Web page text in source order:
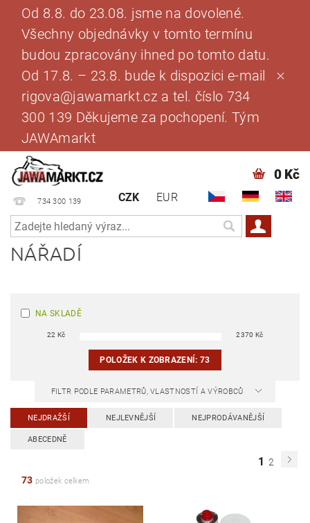
Od 8.8. do 23.08. jsme na dovolené.
Všechny objednávky v tomto termínu
budou zpracovány ihned po tomto datu.
Od 17.8. – 23.8. bude k dispozici e-mail
rigova@jawamarkt.cz a tel. číslo 734
300 139 Děkujeme za pochopení. Tým
JAWAmarkt
734 300 139 CZK EUR
0 Kč
NÁŘADÍ
NA SKLADĚ
22 Kč 2370 Kč
POLOŽEK K ZOBRAZENÍ:73
FILTR PODLE PARAMETRŮ, VLASTNOSTÍ A VÝROBCŮ
NEJDRAŽŠÍ NEJLEVNĚJŠÍ NEJPRODÁVANĚJŠÍ
ABECEDNĚ
1 2
73 položek celkem